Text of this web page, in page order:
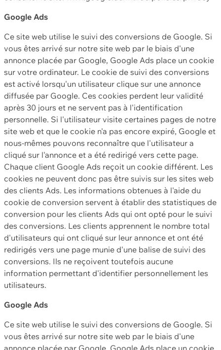
Google Ads
Ce site web utilise le suivi des conversions de Google. Si
vous êtes arrivé sur notre site web par le biais d'une
annonce placée par Google, Google Ads place un cookie
sur votre ordinateur. Le cookie de suivi des conversions
est activé lorsqu'un utilisateur clique sur une annonce
diffusée par Google. Ces cookies perdent leur validité
après 30 jours et ne servent pas à l'identification
personnelle. Si l'utilisateur visite certaines pages de notre
site web et que le cookie n'a pas encore expiré, Google et
nous-mêmes pouvons reconnaître que l'utilisateur a
cliqué sur l'annonce et a été redirigé vers cette page.
Chaque client Google Ads reçoit un cookie différent. Les
cookies ne peuvent donc pas être suivis sur les sites web
des clients Ads. Les informations obtenues à l'aide du
cookie de conversion servent à établir des statistiques de
conversion pour les clients Ads qui ont opté pour le suivi
des conversions. Les clients apprennent le nombre total
d'utilisateurs qui ont cliqué sur leur annonce et ont été
redirigés vers une page munie d'une balise de suivi des
conversions. Ils ne reçoivent toutefois aucune
information permettant d'identifier personnellement les
utilisateurs.
Google Ads
Ce site web utilise le suivi des conversions de Google. Si
vous êtes arrivé sur notre site web par le biais d'une